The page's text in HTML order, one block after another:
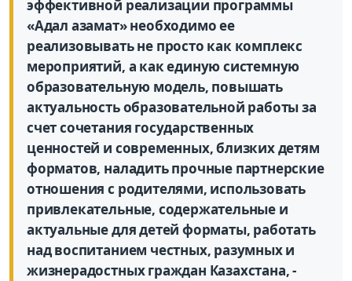
эффективной реализации программы
«Адал азамат» необходимо ее
реализовывать не просто как комплекс
мероприятий, а как единую системную
образовательную модель, повышать
актуальность образовательной работы за
счет сочетания государственных
ценностей и современных, близких детям
форматов, наладить прочные партнерские
отношения с родителями, использовать
привлекательные, содержательные и
актуальные для детей форматы, работать
над воспитанием честных, разумных и
жизнерадостных граждан Казахстана, -